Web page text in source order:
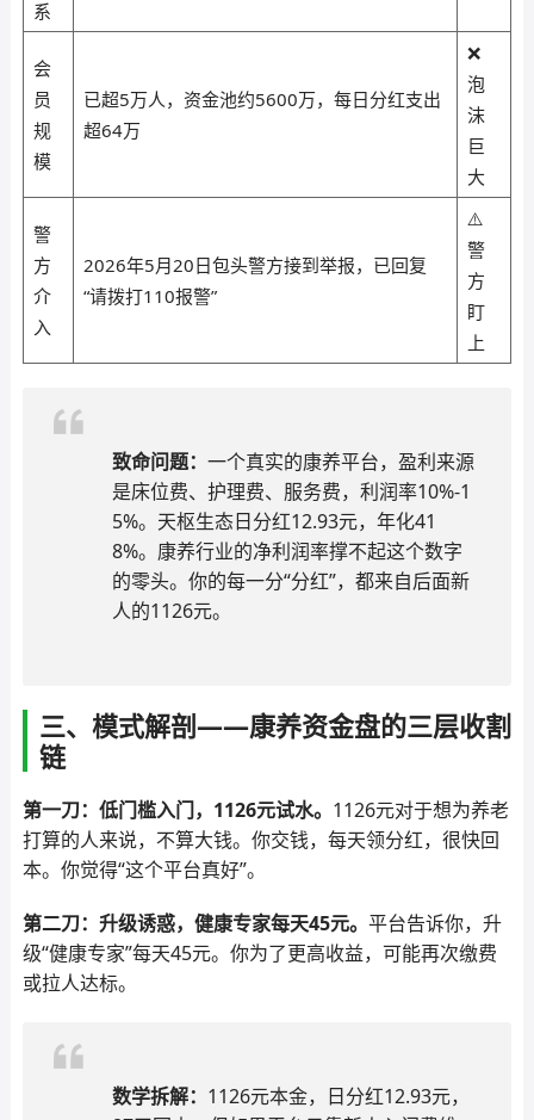
系
会
员
规
模
已超5万人，资金池约5600万，每日分红支出
超64万
❌
泡
沫
巨
大
警
方
介
入
2026年5月20日包头警方接到举报，已回复
“请拨打110报警”
⚠️
警
方
盯
上
致命问题： 一个真实的康养平台，盈利来源
是床位费、护理费、服务费，利润率10%-1
5%。天枢生态日分红12.93元，年化41
8%。康养行业的净利润率撑不起这个数字
的零头。你的每一分“分红”，都来自后面新
人的1126元。
三、模式解剖——康养资金盘的三层收割
链
第一刀：低门槛入门，1126元试水。 1126元对于想为养老
打算的人来说，不算大钱。你交钱，每天领分红，很快回
本。你觉得“这个平台真好”。
第二刀：升级诱惑，健康专家每天45元。 平台告诉你，升
级“健康专家”每天45元。你为了更高收益，可能再次缴费
或拉人达标。
数学拆解： 1126元本金，日分红12.93元，